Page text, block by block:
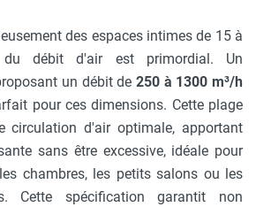
des espaces intimes de 15 à
débit d'air est primordial. Un
un débit de 250 à 1300 m³/h
pour ces dimensions. Cette plage
circulation d'air optimale, apportant
sans être excessive, idéale pour
chambres, les petits salons ou les
Cette spécification garantit non